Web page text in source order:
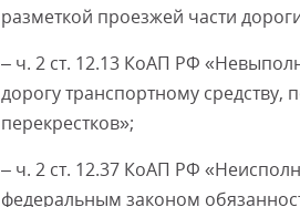
разметкой проезжей части
– ч. 2 ст. 12.13 КоАП РФ
дорогу транспортному
перекрестков»;
– ч. 2 ст. 12.37 КоАП РФ
федеральным законом